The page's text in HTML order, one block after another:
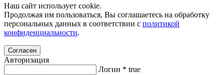
Наш сайт использует cookie.
Продолжая им пользоваться, Вы соглашаетесь на обработку
персональных данных в соответствии с политикой
конфиденциальности.
Согласен
Авторизация
Логин * true